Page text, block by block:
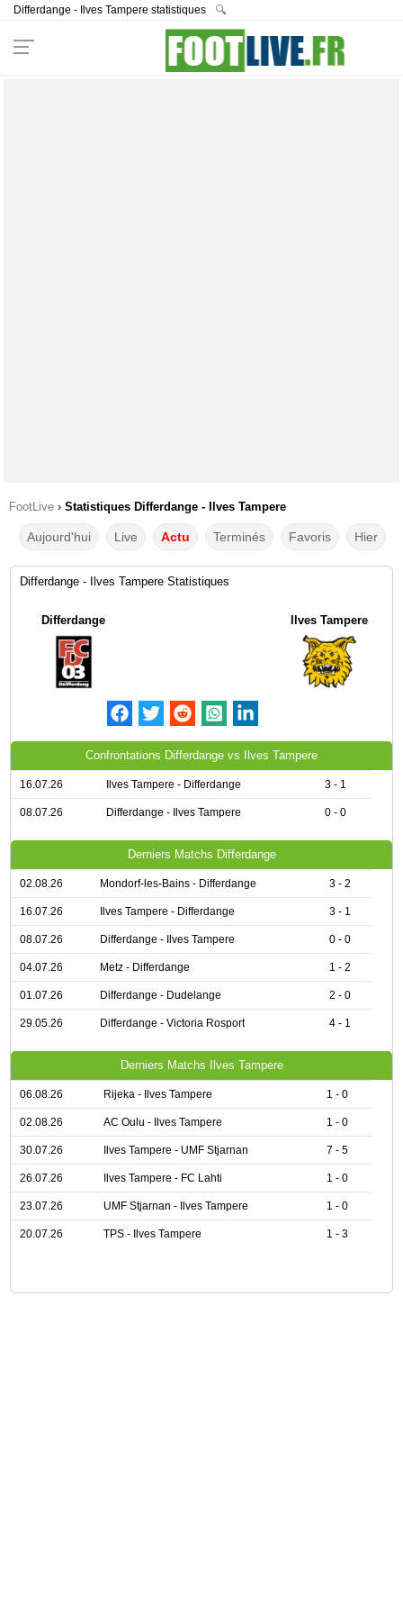
Differdange - Ilves Tampere statistiques 🔍
FootLive › Statistiques Differdange - Ilves Tampere
Aujourd'hui Live Actu Terminés Favoris Hier
Differdange - Ilves Tampere Statistiques
Differdange Ilves Tampere
Confrontations Differdange vs Ilves Tampere
16.07.26 Ilves Tampere - Differdange 3 - 1
08.07.26 Differdange - Ilves Tampere 0 - 0
Derniers Matchs Differdange
02.08.26 Mondorf-les-Bains - Differdange 3 - 2
16.07.26 Ilves Tampere - Differdange 3 - 1
08.07.26 Differdange - Ilves Tampere 0 - 0
04.07.26 Metz - Differdange 1 - 2
01.07.26 Differdange - Dudelange 2 - 0
29.05.26 Differdange - Victoria Rosport 4 - 1
Derniers Matchs Ilves Tampere
06.08.26 Rijeka - Ilves Tampere 1 - 0
02.08.26 AC Oulu - Ilves Tampere 1 - 0
30.07.26 Ilves Tampere - UMF Stjarnan 7 - 5
26.07.26 Ilves Tampere - FC Lahti 1 - 0
23.07.26 UMF Stjarnan - Ilves Tampere 1 - 0
20.07.26 TPS - Ilves Tampere 1 - 3